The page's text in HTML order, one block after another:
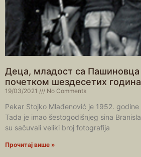
Деца, младост са Пашиновца
почетком шездесетих
19/03/2021 No Comments
Pekar Stojko Mlađenović je 1952.
Tada je imao šestogodišnjeg sina
su sačuvali veliki broj fotografija
Прочитај више »